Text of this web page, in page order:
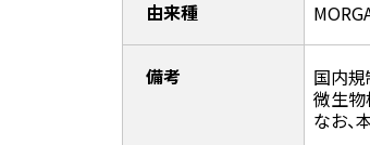
由来種
備考
国内規
微生物
なお、